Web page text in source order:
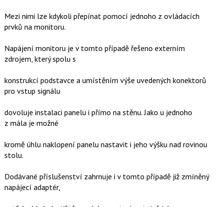
Mezi nimi lze kdykoli přepínat pomocí jednoho z ovládacích
prvků na monitoru.
Napájení monitoru je v tomto případě řešeno externím
zdrojem, který spolu s
konstrukcí podstavce a umístěním výše uvedených konektorů
pro vstup signálu
dovoluje instalaci panelu i přímo na stěnu. Jako u jednoho
z mála je možné
kromě úhlu naklopení panelu nastavit i jeho výšku nad rovinou
stolu.
Dodávané příslušenství zahrnuje i v tomto případě již zmíněný
napájecí adaptér,